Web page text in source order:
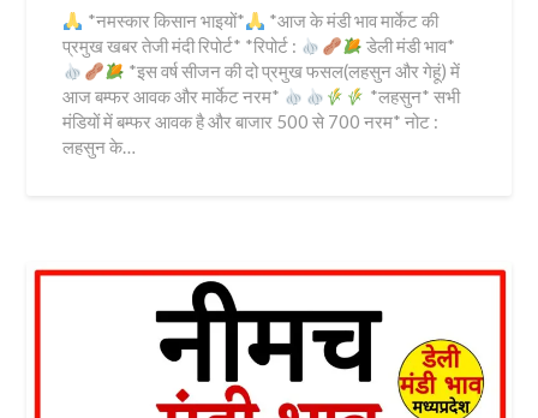
*नमस्कार किसान भाइयों*
*आज के मंडी भाव मार्केट की
प्रमुख खबर तेजी मंदी रिपोर्ट* *रिपोर्ट :
डेली मंडी भाव*
*इस वर्ष सीजन की दो प्रमुख फसल(लहसुन और गेहूं) में
आज बम्फर आवक और मार्केट नरम*
*लहसुन* सभी
मंडियों में बम्फर आवक है और बाजार 500 से 700 नरम* नोट :
लहसुन के…